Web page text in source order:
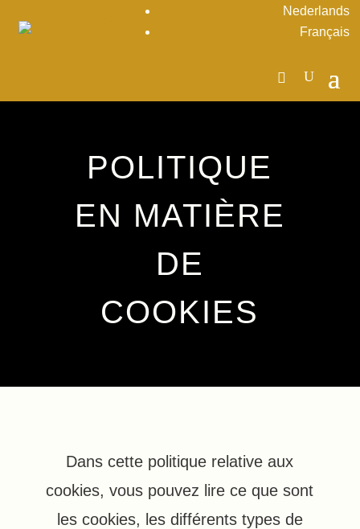
Nederlands
Français
POLITIQUE
EN MATIÈRE
DE
COOKIES
Dans cette politique relative aux
cookies, vous pouvez lire ce que sont
les cookies, les différents types de